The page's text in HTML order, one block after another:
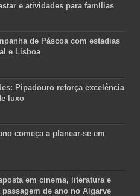
e atividades para famílias
de Páscoa com estadias
e Lisboa
Pipadouro reforça excelência
luxo
começa a planear-se em
em cinema, literatura e
de ano no Algarve